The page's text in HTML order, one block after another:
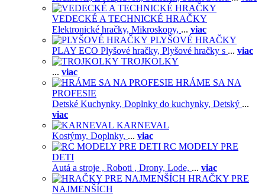
VEDECKÉ A TECHNICKÉ HRAČKY
Elektronické hračky, Mikroskopy, ... viac
PLYŠOVÉ HRAČKY
PLAY ECO Plyšové hračky, Plyšové hračky s ... viac
TROJKOLKY
... viac
HRÁME SA NA
PROFESIE
Detské Kuchynky, Doplnky do kuchynky, Detský ...
viac
KARNEVAL
Kostýmy, Doplnky, ... viac
RC MODELY PRE
DETI
Autá a stroje , Roboti , Drony, Lode, ... viac
HRAČKY PRE
NAJMENŠÍCH